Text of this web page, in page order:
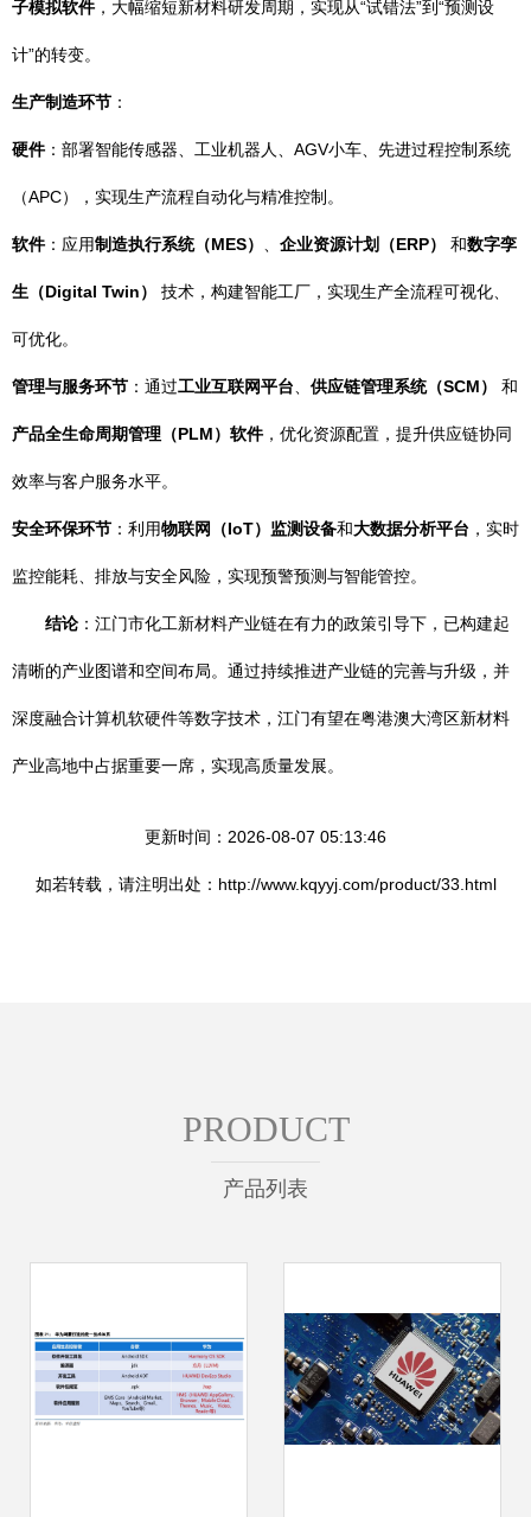
子模拟软件，大幅缩短新材料研发周期，实现从“试错法”到“预测设
计”的转变。
生产制造环节 ：
硬件：部署智能传感器、工业机器人、AGV小车、先进过程控制系统
（APC），实现生产流程自动化与精准控制。
软件：应用制造执行系统（MES） 企业资源计划（ERP） 和数字孪
生（Digital Twin） 技术，构建智能工厂，实现生产全流程可视化、
可优化。
管理与服务环节 ：通过工业互联网平台 供应链管理系统（SCM） 和
产品全生命周期管理（PLM）软件，优化资源配置，提升供应链协同
效率与客户服务水平。
安全环保环节 ：利用物联网（IoT）监测设备和大数据分析平台 ，实时
监控能耗、排放与安全风险，实现预警预测与智能管控。
结论 ：江门市化工新材料产业链在有力的政策引导下，已构建起
清晰的产业图谱和空间布局。通过持续推进产业链的完善与升级，并
深度融合计算机软硬件等数字技术，江门有望在粤港澳大湾区新材料
产业高地中占据重要一席，实现高质量发展。
更新时间：2026-08-07 05:13:46
如若转载，请注明出处：http://www.kqyyj.com/product/33.html
PRODUCT
产品列表